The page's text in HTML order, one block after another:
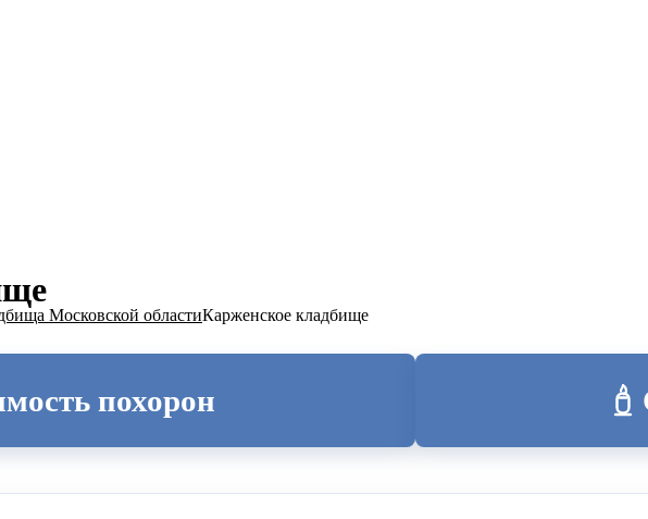
Московской областиКарженское кладбище
похорон